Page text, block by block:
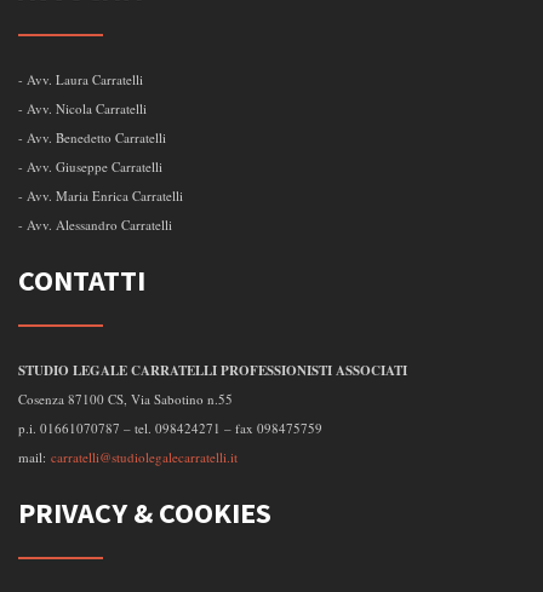
- Avv. Laura Carratelli
- Avv. Nicola Carratelli
- Avv. Benedetto Carratelli
- Avv. Giuseppe Carratelli
- Avv. Maria Enrica Carratelli
- Avv. Alessandro Carratelli
CONTATTI
STUDIO LEGALE CARRATELLI PROFESSIONISTI ASSOCIATI
Cosenza 87100 CS, Via Sabotino n.55
p.i. 01661070787 – tel. 098424271 – fax 098475759
mail: carratelli@studiolegalecarratelli.it
PRIVACY & COOKIES